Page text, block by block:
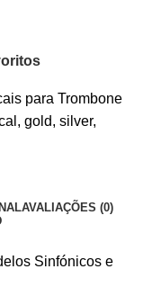
para Trombone
, gold, silver,
AVALIAÇÕES (0)
Sinfónicos e